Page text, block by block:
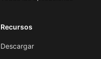
Recursos
Descargar